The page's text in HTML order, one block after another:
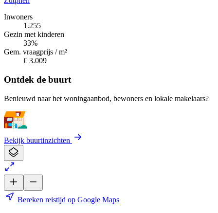
Inwoners
1.255
Gezin met kinderen
33%
Gem. vraagprijs / m²
€ 3.009
Ontdek de buurt
Benieuwd naar het woningaanbod, bewoners en lokale makelaars?
Bekijk buurtinzichten
Bereken reistijd op Google Maps